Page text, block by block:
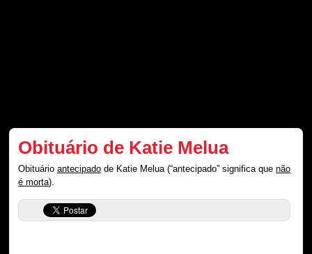
Obituário de Katie Melua
Obituárioantecipado de Katie Melua (“antecipado” significa quenão
é morta).